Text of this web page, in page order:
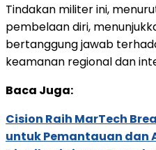
Tindakan militer ini,
pembelaan diri,
bertanggung jawab
keamanan regional dan
Baca Juga:
Cision Raih MarTech
untuk Pemantauan dan